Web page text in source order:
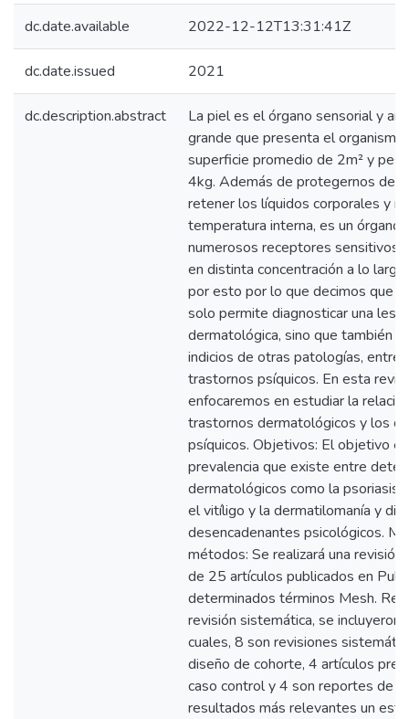
dc.date.available 2022-12-12T13:31:41Z
dc.date.issued 2021
dc.description.abstract
La piel es el órgano sensorial y
grande que presenta el
superficie promedio de 2m² y
4kg. Además de protegernos del
retener los líquidos corporales y
temperatura interna, es un órgano
numerosos receptores sensitivos
en distinta concentración a lo
por esto por lo que decimos que
solo permite diagnosticar una
dermatológica, sino que también
indicios de otras patologías, entre
trastornos psíquicos. En esta
enfocaremos en estudiar la
trastornos dermatológicos y los
psíquicos. Objetivos: El objetivo
prevalencia que existe entre
dermatológicos como la psoriasis,
el vitíligo y la dermatilomanía y
desencadenantes psicológicos.
métodos: Se realizará una
de 25 artículos publicados en
determinados términos Mesh.
revisión sistemática, se
cuales, 8 son revisiones
diseño de cohorte, 4 artículos
caso control y 4 son reportes de
resultados más relevantes un